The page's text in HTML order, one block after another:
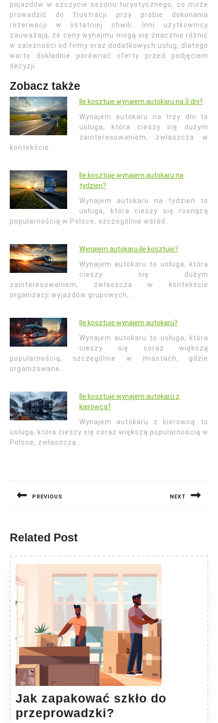
pojazdów w szczycie sezonu turystycznego, co może
prowadzić do frustracji przy próbie dokonania
rezerwacji w ostatniej chwili. Inni użytkownicy
zauważają, że ceny wynajmu mogą się znacznie różnić
w zależności od firmy oraz dodatkowych usług, dlatego
warto dokładnie porównać oferty przed podjęciem
decyzji.
Zobacz także
Ile kosztuje wynajem autokaru na 3 dni?
Wynajem autokaru na trzy dni to
usługa, która cieszy się dużym
zainteresowaniem, zwłaszcza w
kontekście…
Ile kosztuje wynajem autokaru na
tydzien?
Wynajem autokaru na tydzień to
usługa, która cieszy się rosnącą
popularnością w Polsce, szczególnie wśród…
Wynajem autokaru ile kosztuje?
Wynajem autokaru to usługa, która
cieszy się dużym
zainteresowaniem, zwłaszcza w kontekście
organizacji wyjazdów grupowych,…
Ile kosztuje wynajem autokaru?
Wynajem autokaru to usługa, która
cieszy się coraz większą
popularnością, szczególnie w miastach, gdzie
organizowane…
Ile kosztuje wynajem autokaru z
kierowcą?
Wynajem autokaru z kierowcą to
usługa, która cieszy się coraz większą popularnością w
Polsce, zwłaszcza…
PREVIOUS NEXT
Related Post
Jak zapakować szkło do
przeprowadzki?